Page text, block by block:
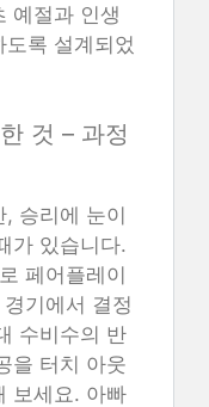
예절과 인생
록 설계되었
것 – 과정
승리에 눈이
가 있습니다.
페어플레이
기에서 결정
수비수의 반
을 터치 아웃
보세요. 아빠